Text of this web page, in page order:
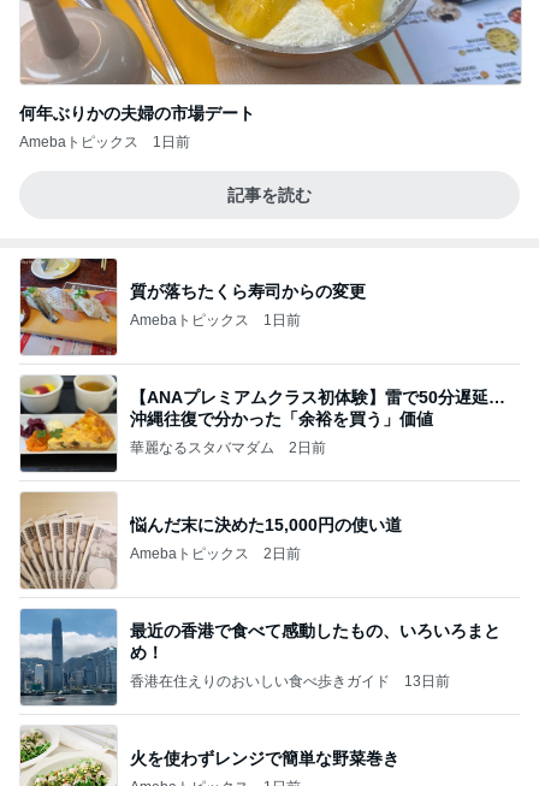
何年ぶりかの夫婦の市場デート
Amebaトピックス 1日前
記事を読む
質が落ちたくら寿司からの変更
Amebaトピックス 1日前
【ANAプレミアムクラス初体験】雷で50分遅延…
沖縄往復で分かった「余裕を買う」価値
華麗なるスタバマダム 2日前
悩んだ末に決めた15,000円の使い道
Amebaトピックス 2日前
最近の香港で食べて感動したもの、いろいろまと
め！
香港在住えりのおいしい食べ歩きガイド 13日前
火を使わずレンジで簡単な野菜巻き